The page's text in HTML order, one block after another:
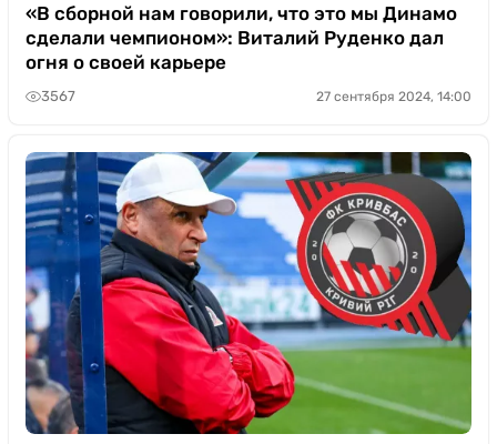
«В сборной нам говорили, что это мы Динамо
сделали чемпионом»: Виталий Руденко дал
огня о своей карьере
3567 27 сентября 2024, 14:00